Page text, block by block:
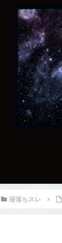
寝落ちスレ